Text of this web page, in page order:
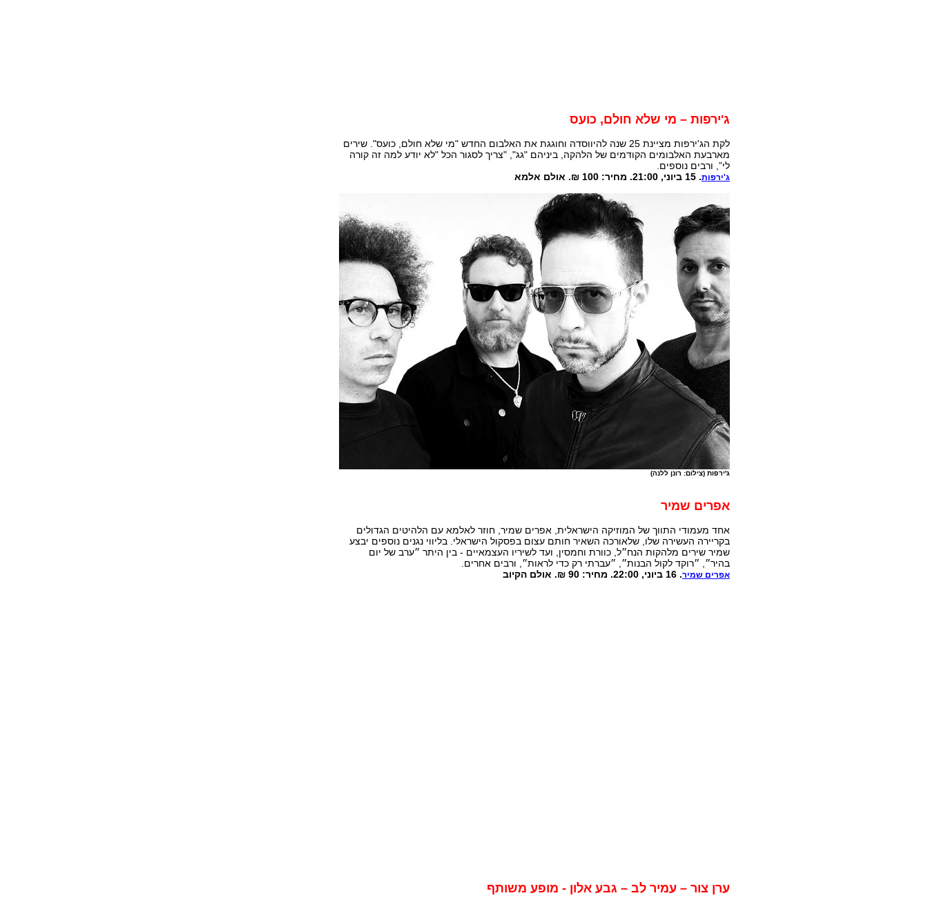
ג'ירפות – מי שלא חולם, כועס
לקת הג'ירפות מציינת 25 שנה להיווסדה וחוגגת את האלבום החדש "מי שלא חולם, כועס". שירים
מארבעת האלבומים הקודמים של הלהקה, ביניהם "גג", "צריך לסגור הכל "לא יודע למה זה קורה
לי”, ורבים נוספים.
ג'ירפות. 15 ביוני, 21:00. מחיר: 100 ₪. אולם אלמא
ג'ירפות (צילום: רונן ללנה)
אפרים שמיר
אחד מעמודי התווך של המוזיקה הישראלית, אפרים שמיר, חוזר לאלמא עם הלהיטים הגדולים
בקריירה העשירה שלו, שלאורכה השאיר חותם עצום בפסקול הישראלי. בליווי נגנים נוספים יבצע
שמיר שירים מלהקות הנח״ל, כוורת וחמסין, ועד לשיריו העצמאיים - בין היתר ״ערב של יום
בהיר״, ״רוקד לקול הבנות״, ״עברתי רק כדי לראות״, ורבים אחרים.
אפרים שמיר. 16 ביוני, 22:00. מחיר: 90 ₪. אולם הקיוב
ערן צור – עמיר לב – גבע אלון - מופע משותף